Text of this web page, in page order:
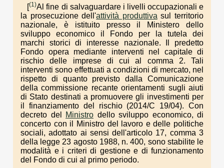
[(1)Al fine di salvaguardare i livelli occupazionali e
la prosecuzione dell'attività produttiva sul territorio
nazionale, è istituito presso il Ministero dello
sviluppo economico il Fondo per la tutela dei
marchi storici di interesse nazionale. Il predetto
Fondo opera mediante interventi nel capitale di
rischio delle imprese di cui al comma 2. Tali
interventi sono effettuati a condizioni di mercato, nel
rispetto di quanto previsto dalla Comunicazione
della commissione recante orientamenti sugli aiuti
di Stato destinati a promuovere gli investimenti per
il finanziamento del rischio (2014/C 19/04). Con
decreto del
Ministro dello sviluppo economico, di
concerto con il Ministro del lavoro e delle politiche
sociali, adottato ai sensi dell'articolo 17, comma 3
della legge 23 agosto 1988, n. 400, sono stabilite le
modalità e i criteri di gestione e di funzionamento
del Fondo di cui al primo periodo.